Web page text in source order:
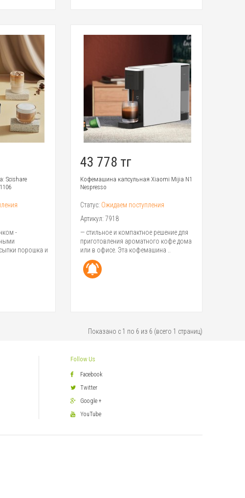
Scishare
-
порошка и
43 778 тг
Кофемашина капсульная Xiaomi Mijia N1
Nespresso
Статус: Ожидаем поступления
Артикул: 7918
— стильное и компактное решение для
приготовления ароматного кофе дома
или в офисе. Эта кофемашина ..
Показано с 1 по 6 из 6 (всего 1 страниц)
Follow Us
Facebook
Twitter
Google +
YouTube